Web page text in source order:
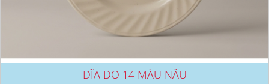
DĨA DO 14 MÀU NÂU